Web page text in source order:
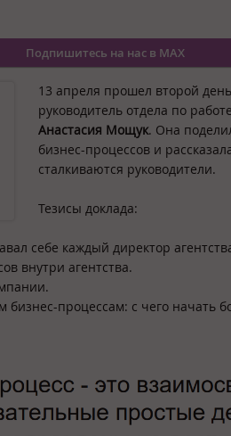
Подпишитесь на нас в MAX
13 апреля прошел второй день
руководитель отдела по
Анастасия Мощук. Она
бизнес-процессов и
сталкиваются руководители.
Тезисы доклада:
себе каждый директор
внутри агентства.
процессам: с чего начать